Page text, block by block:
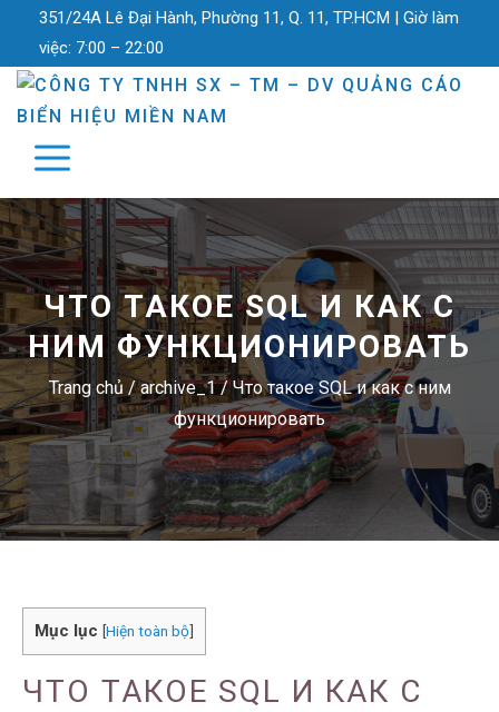
351/24A Lê Đại Hành, Phường 11, Q. 11, TP.HCM | Giờ làm
việc: 7:00 – 22:00
ЧТО ТАКОЕ SQL И КАК С
НИМ ФУНКЦИОНИРОВАТЬ
Trang chủ /archive_1/Что такое SQL и как с ним
функционировать
Mục lục [Hiện toàn bộ]
ЧТО ТАКОЕ SQL И КАК С